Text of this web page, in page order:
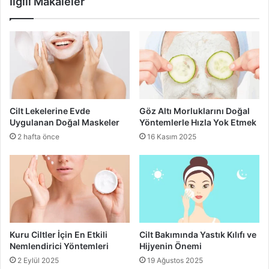
Esmer ten
Cilt Lekelerine Evde
Uygulanan Doğal Maskeler
2 hafta önce
Göz Altı Morluklarını Doğal
Yöntemlerle Hızla Yok Etmek
16 Kasım 2025
Kuru Ciltler İçin En Etkili
Nemlendirici Yöntemleri
2 Eylül 2025
Cilt Bakımında Yastık Kılıfı ve
Hijyenin Önemi
19 Ağustos 2025